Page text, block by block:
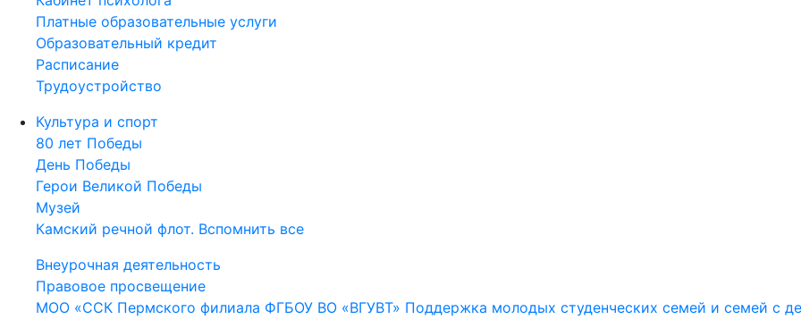
Платные образовательные услуги
Образовательный кредит
Расписание
Трудоустройство
Культура и спорт
80 лет Победы
День Победы
Герои Великой Победы
Музей
Камский речной флот. Вспомнить все
Внеурочная деятельность
Правовое просвещение
МОО «ССК Пермского филиала ФГБОУ ВО «ВГУВТ» Поддержка молодых студенческих семей и семей с